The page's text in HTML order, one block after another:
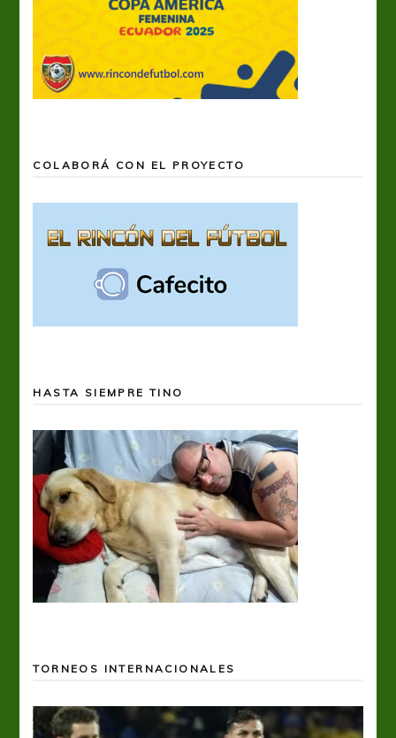
COLABORÁ CON EL PROYECTO
HASTA SIEMPRE TINO
TORNEOS INTERNACIONALES